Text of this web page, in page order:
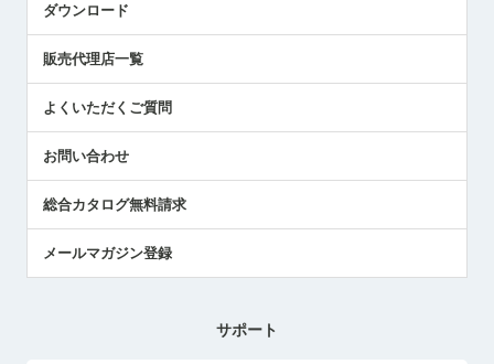
社員ブログ
中小企業のBCP地震対策
センサのテクニカルガイド
社長ブログ
ダウンロード
販売代理店一覧
よくいただくご質問
お問い合わせ
総合カタログ無料請求
メールマガジン登録
サポート